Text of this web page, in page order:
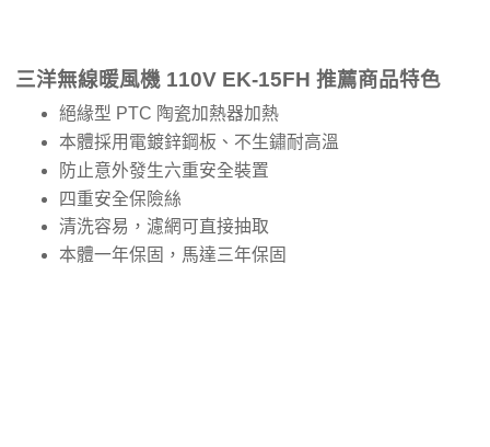
三洋無線暖風機 110V EK-15FH 推薦商品特色
絕緣型 PTC 陶瓷加熱器加熱
本體採用電鍍鋅鋼板、不生鏽耐高溫
防止意外發生六重安全裝置
四重安全保險絲
清洗容易，濾網可直接抽取
本體一年保固，馬達三年保固